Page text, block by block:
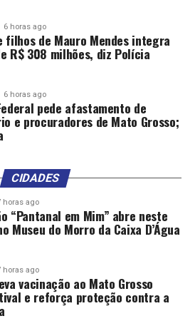
6 horas ago
filhos de Mauro Mendes integra
R$ 308 milhões, diz Polícia
6 horas ago
pede afastamento de
e procuradores de Mato Grosso;
CIDADES
horas ago
“Pantanal em Mim” abre neste
Museu do Morro da Caixa D’Água
horas ago
vacinação ao Mato Grosso
e reforça proteção contra a